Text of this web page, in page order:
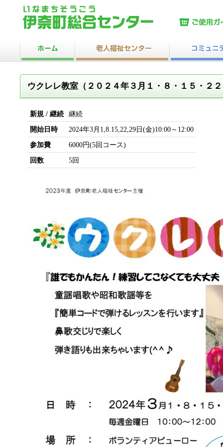
ウクレレ教室（２０２４年３月１・８・１５・２
新規 / 継続 継続
開始日時 2024年3月1,8.15,22,29日(金)10:00～12:00
参加費 6000円(5回コース)
回数 5回